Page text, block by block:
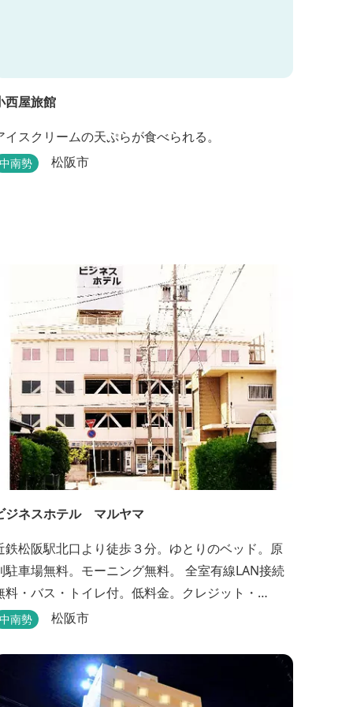
西屋旅館
イスクリームの天ぷらが食べられる。
南勢 松阪市
ジネスホテル マルヤマ
鉄松阪駅北口より徒歩３分。ゆとりのベッド。原
駐車場無料。モーニング無料。 全室有線LAN接続
料・バス・トイレ付。低料金。クレジット・
支払い可。
南勢 松阪市